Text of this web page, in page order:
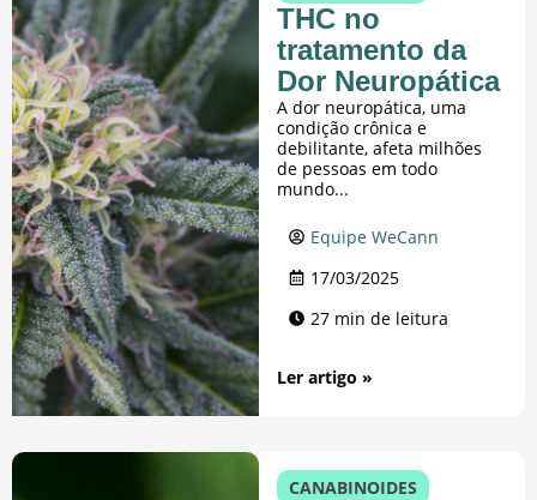
THC no
tratamento da
Dor Neuropática
A dor neuropática, uma
condição crônica e
debilitante, afeta milhões
de pessoas em todo
mundo...
Equipe WeCann
17/03/2025
27 min de leitura
Ler artigo »
CANABINOIDES